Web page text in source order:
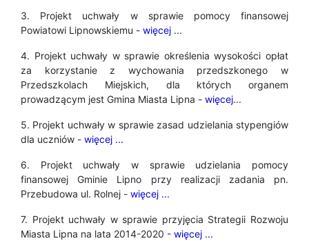
3. Projekt uchwały w sprawie pomocy finansowej
Powiatowi Lipnowskiemu - więcej ...
4. Projekt uchwały w sprawie określenia wysokości opłat
za korzystanie z wychowania przedszkonego w
Przedszkolach Miejskich, dla których organem
prowadzącym jest Gmina Miasta Lipna - więcej...
5. Projekt uchwały w sprawie zasad udzielania stypengiów
dla uczniów - więcej ...
6. Projekt uchwały w sprawie udzielania pomocy
finansowej Gminie Lipno przy realizacji zadania pn.
Przebudowa ul. Rolnej - więcej ...
7. Projekt uchwały w sprawie przyjęcia Strategii Rozwoju
Miasta Lipna na lata 2014-2020 - więcej ...